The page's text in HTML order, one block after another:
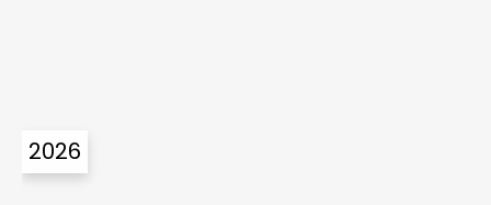
2026